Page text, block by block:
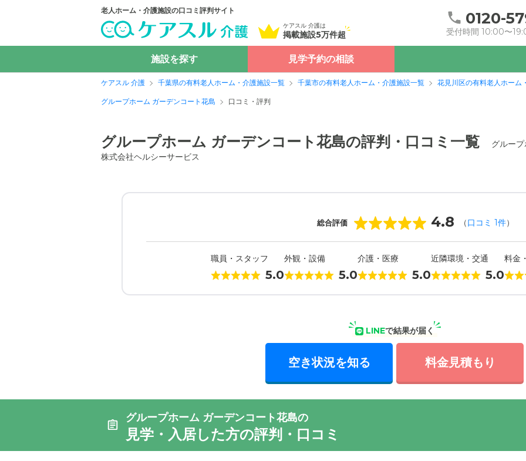
老人ホーム・介護施設の口コミ評判サイト
ケアスル 介護は
掲載施設5万件超
0120-
受付時間 10:00〜
施設を探す 見学予約の相談
ケアスル 介護 千葉県の有料老人ホーム・介護施設一覧 千葉市の有料老人ホーム・介護施設一覧 花見川区の有料老人ホーム
グループホーム ガーデンコート花島 口コミ・評判
グループホーム ガーデンコート花島の評判・口コミ一覧
グルー
株式会社ヘルシーサービス
総合評価 4.8 （口コミ 1件）
職員・スタッフ
5.0
外観・設備
5.0
介護・医療
5.0
近隣環境・交通
5.0
料金
LINEで結果が届く
空き状況を知る 料金見積もり
グループホーム ガーデンコート花島の
見学・入居した方の評判・口コミ